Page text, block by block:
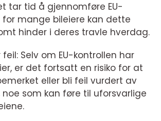
tar tid å gjennomføre EU-
for mange bileiere kan dette
hinder i deres travle hverdag.
Selv om EU-kontrollen har
er det fortsatt en risiko for at
eller bli feil vurdert av
noe som kan føre til uforsvarlige